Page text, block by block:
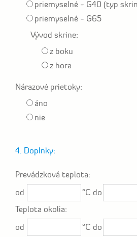
priemyselné - G40 (typ
priemyselné - G65
Vývod skrine:
z boku
z hora
Nárazové prietoky:
áno
nie
4. Doplnky:
Prevádzková teplota:
od °C do
Teplota okolia:
od °C do